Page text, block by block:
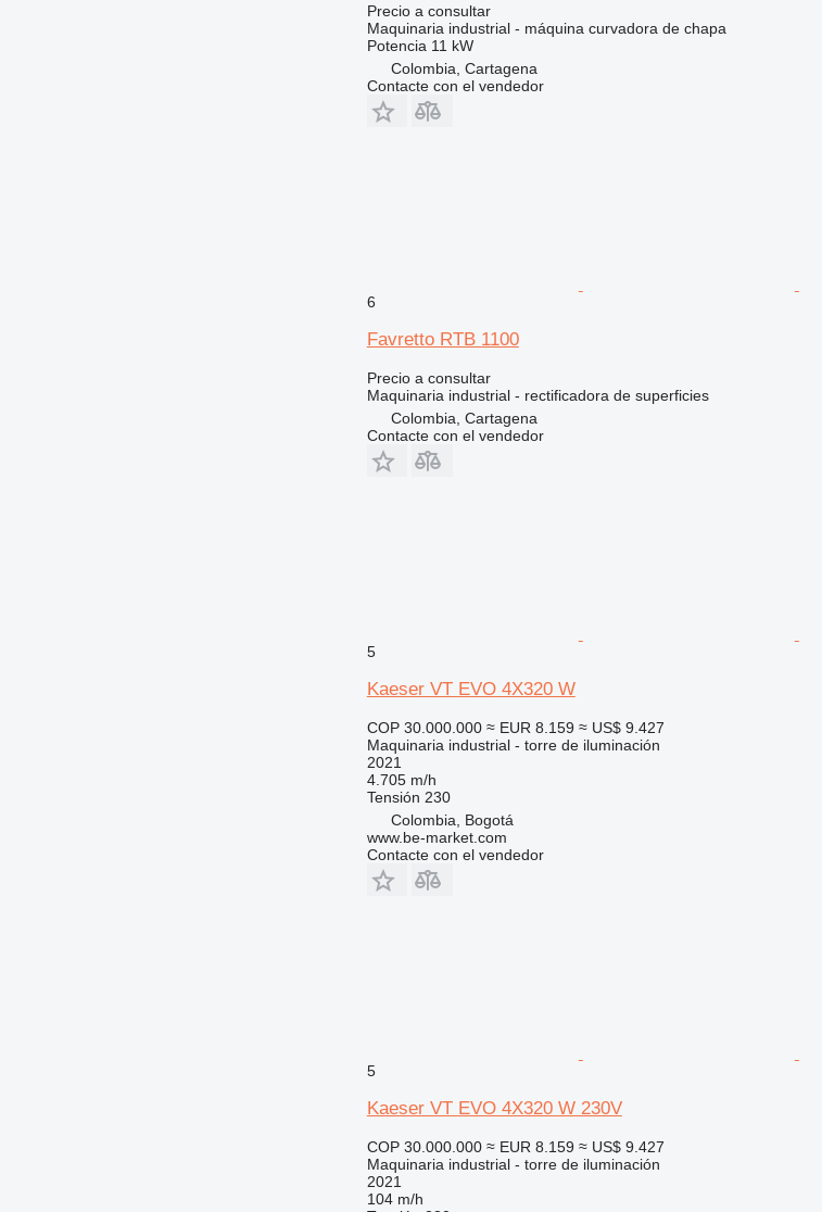
Precio a consultar
Maquinaria industrial - máquina curvadora de chapa
Potencia 11 kW
Colombia, Cartagena
Contacte con el vendedor
6
Favretto RTB 1100
Precio a consultar
Maquinaria industrial - rectificadora de superficies
Colombia, Cartagena
Contacte con el vendedor
5
Kaeser VT EVO 4X320 W
COP 30.000.000 ≈ EUR 8.159 ≈ US$ 9.427
Maquinaria industrial - torre de iluminación
2021
4.705 m/h
Tensión 230
Colombia, Bogotá
www.be-market.com
Contacte con el vendedor
5
Kaeser VT EVO 4X320 W 230V
COP 30.000.000 ≈ EUR 8.159 ≈ US$ 9.427
Maquinaria industrial - torre de iluminación
2021
104 m/h